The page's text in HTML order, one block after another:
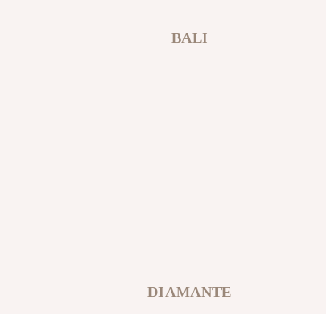
BALI
DIAMANTE